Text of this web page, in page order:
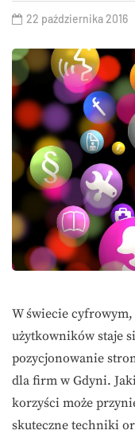
22 października 2016
W świecie
użytkowników staje
pozycjonowanie
dla firm w Gdyni.
korzyści może
skuteczne techniki